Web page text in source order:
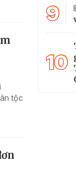
tộc
9
10